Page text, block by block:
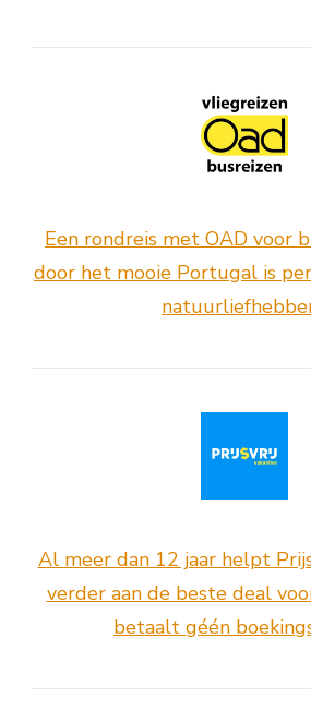
Een rondreis met OAD voor
door het mooie Portugal is
Al meer dan 12 jaar helpt
verder aan de beste deal
betaalt géén